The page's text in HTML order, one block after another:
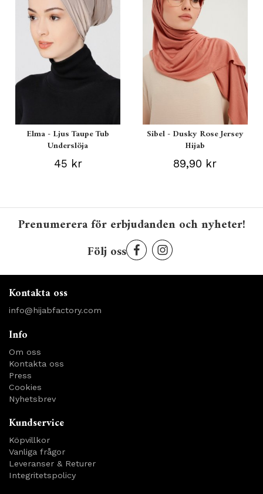
Elma - Ljus Taupe Tub
Underslöja
45 kr
Sibel - Dusky Rose Jersey
Hijab
89,90 kr
Prenumerera för erbjudanden och nyheter!
Följ oss
Kontakta oss
info@hijabfactory.com
Info
Om oss
Kontakta oss
Press
Cookies
Nyhetsbrev
Kundservice
Köpvillkor
Vanliga frågor
Leveranser & Returer
Integritetspolicy